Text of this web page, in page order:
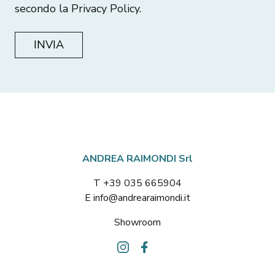
secondo la Privacy Policy.
ANDREA RAIMONDI Srl
T +39 035 665904
E info@andrearaimondi.it
Showroom